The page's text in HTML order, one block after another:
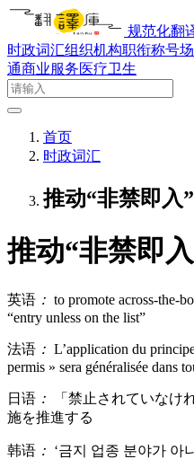
规范化翻
时政词汇组织机构职衔称号
通商业服务医疗卫生
首页
时政词汇
推动“非禁即入
推动“非禁即
英语 ： to promote across-the-
“entry unless on the list”
法语 ： L’application du
permis » sera généralisée dans
日语 ：
「禁止されていなけ
施を推進する
韩语 ： ‘금지 업종 분야가 아